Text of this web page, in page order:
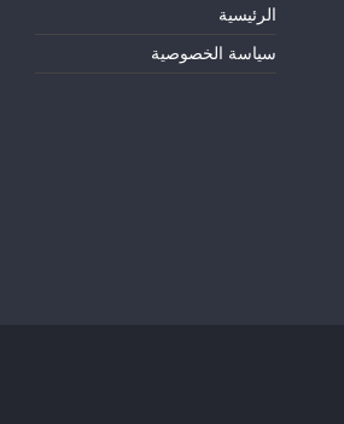
الرئيسية
سياسة الخصوصية